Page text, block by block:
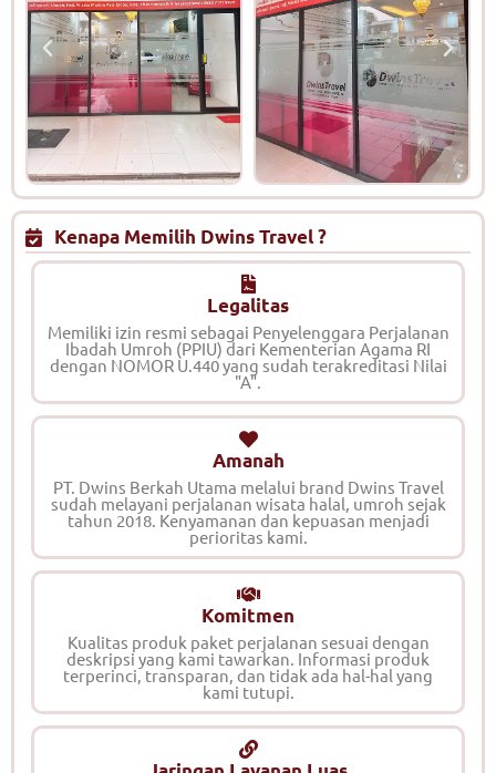
Kenapa Memilih Dwins Travel ?
Legalitas
Memiliki izin resmi sebagai Penyelenggara Perjalanan
Ibadah Umroh (PPIU) dari Kementerian Agama RI
dengan NOMOR U.440 yang sudah terakreditasi Nilai
"A".
Amanah
PT. Dwins Berkah Utama melalui brand Dwins Travel
sudah melayani perjalanan wisata halal, umroh sejak
tahun 2018. Kenyamanan dan kepuasan menjadi
perioritas kami.
Komitmen
Kualitas produk paket perjalanan sesuai dengan
deskripsi yang kami tawarkan. Informasi produk
terperinci, transparan, dan tidak ada hal-hal yang
kami tutupi.